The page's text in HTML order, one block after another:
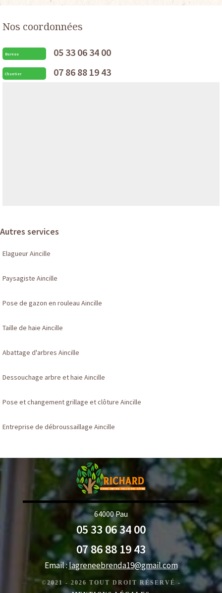
Nos coordonnées
Bureau 05 33 06 34 00
Chantier 07 86 88 19 43
Autres services
Elagueur Aincille
Paysagiste Aincille
Pose de gazon en rouleau Aincille
Taille de haie Aincille
Abattage d'arbres Aincille
Dessouchage arbre et haie Aincille
Pose et changement grillage et clôture Aincille
Entreprise de débroussaillage Aincille
64000 Pau
05 33 06 34 00
07 86 88 19 43
Email :lagreneebrenda19@gmail.com
©2021 - 2026 TOUT DROIT RÉSERVÉ -